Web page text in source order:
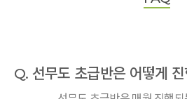
Q. 선무도 초급반은 어떻게